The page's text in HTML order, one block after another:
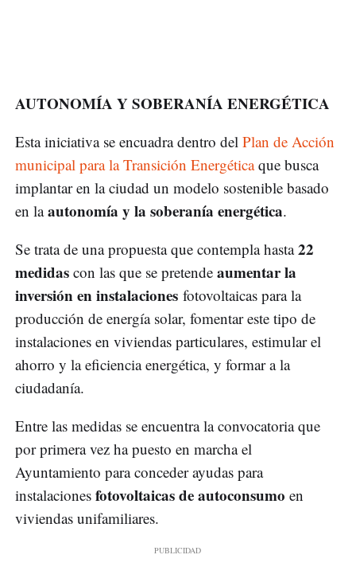
AUTONOMÍA Y SOBERANÍA ENERGÉTICA
Esta iniciativa se encuadra dentro del Plan de Acción
municipal para la Transición Energéticaque busca
implantar en la ciudad un modelo sostenible basado
en laautonomía y la soberanía energética.
Se trata de una propuesta que contempla hasta22
medidas con las que se pretende aumentar la
inversión en instalaciones fotovoltaicas para la
producción de energía solar, fomentar este tipo de
instalaciones en viviendas particulares, estimular el
ahorro y la eficiencia energética, y formar a la
ciudadanía.
Entre las medidas se encuentra la convocatoria que
por primera vez ha puesto en marcha el
Ayuntamiento para conceder ayudas para
instalaciones fotovoltaicas de autoconsumo en
viviendas unifamiliares.